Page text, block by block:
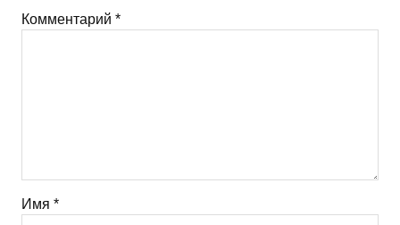
Комментарий *
Имя *